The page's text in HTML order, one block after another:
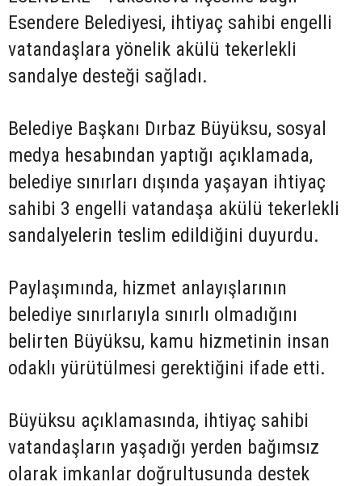
Esendere Belediyesi, ihtiyaç sahibi engelli
vatandaşlara yönelik akülü tekerlekli
sandalye desteği sağladı.
Belediye Başkanı Dırbaz Büyüksu, sosyal
medya hesabından yaptığı açıklamada,
belediye sınırları dışında yaşayan ihtiyaç
sahibi 3 engelli vatandaşa akülü tekerlekli
sandalyelerin teslim edildiğini duyurdu.
Paylaşımında, hizmet anlayışlarının
belediye sınırlarıyla sınırlı olmadığını
belirten Büyüksu, kamu hizmetinin insan
odaklı yürütülmesi gerektiğini ifade etti.
Büyüksu açıklamasında, ihtiyaç sahibi
vatandaşların yaşadığı yerden bağımsız
olarak imkanlar doğrultusunda destek